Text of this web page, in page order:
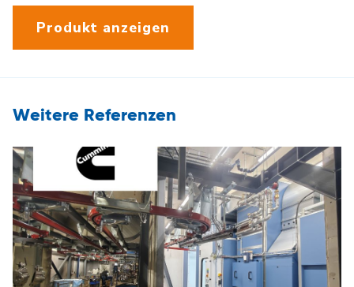
Produkt anzeigen
Weitere Referenzen